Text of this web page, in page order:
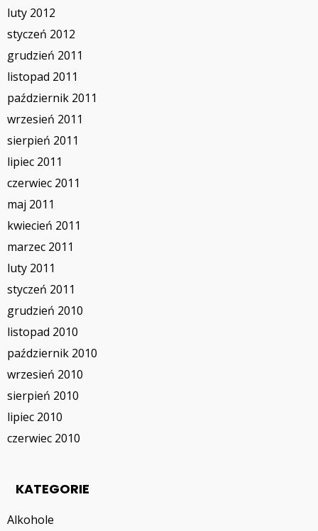
luty 2012
styczeń 2012
grudzień 2011
listopad 2011
październik 2011
wrzesień 2011
sierpień 2011
lipiec 2011
czerwiec 2011
maj 2011
kwiecień 2011
marzec 2011
luty 2011
styczeń 2011
grudzień 2010
listopad 2010
październik 2010
wrzesień 2010
sierpień 2010
lipiec 2010
czerwiec 2010
KATEGORIE
Alkohole